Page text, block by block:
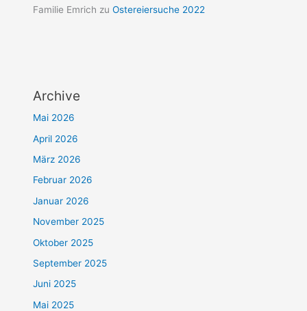
Familie Emrich zuOstereiersuche 2022
Archive
Mai 2026
April 2026
März 2026
Februar 2026
Januar 2026
November 2025
Oktober 2025
September 2025
Juni 2025
Mai 2025